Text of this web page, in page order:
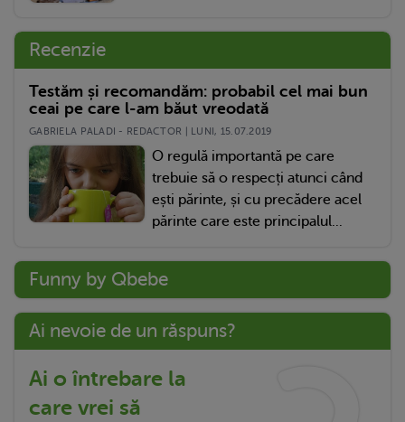
Recenzie
Testăm și recomandăm: probabil cel mai bun
ceai pe care l-am băut vreodată
GABRIELA PALADI - REDACTOR | LUNI, 15.07.2019
O regulă importantă pe care
trebuie să o respecți atunci când
ești părinte, și cu precădere acel
părinte care este principalul...
Funny by Qbebe
Ai nevoie de un răspuns?
Ai o întrebare la
care vrei să